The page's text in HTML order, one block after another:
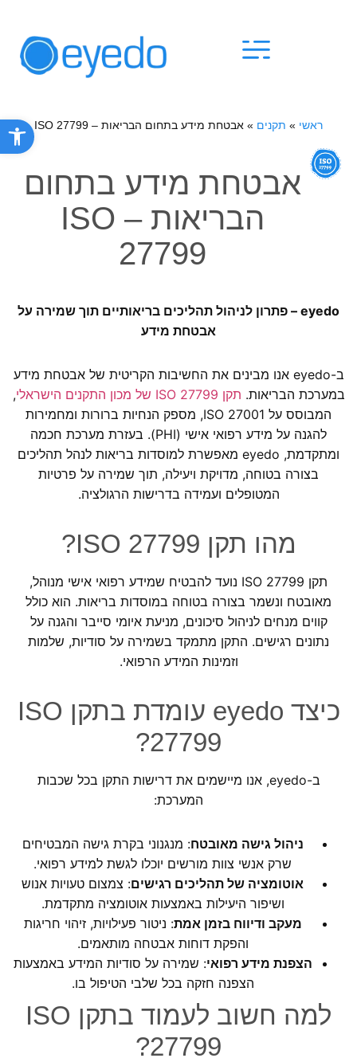
ראשי » תקנים » אבטחת מידע בתחום הבריאות – ISO 27799
אבטחת מידע בתחום
הבריאות – ISO
27799
eyedo – פתרון לניהול תהליכים בריאותיים תוך שמירה על
אבטחת מידע
ב-eyedo אנו מבינים את החשיבות הקריטית של אבטחת מידע
במערכת הבריאות. תקן ISO 27799 של מכון התקנים הישראלי
,
המבוסס על ISO 27001, מספק הנחיות ברורות ומחמירות
להגנה על מידע רפואי אישי (PHI). בעזרת מערכת חכמה
ומתקדמת, eyedo מאפשרת למוסדות בריאות לנהל תהליכים
בצורה בטוחה, מדויקת ויעילה, תוך שמירה על פרטיות
המטופלים ועמידה בדרישות הרגולציה.
מהו תקן ISO 27799?
תקן ISO 27799 נועד להבטיח שמידע רפואי אישי מנוהל,
מאובטח ונשמר בצורה בטוחה במוסדות בריאות. הוא כולל
קווים מנחים לניהול סיכונים, מניעת איומי סייבר והגנה על
נתונים רגישים. התקן מתמקד בשמירה על סודיות, שלמות
וזמינות המידע הרפואי.
כיצד eyedo
עומדת בתקן ISO
27799?
ב-eyedo, אנו מיישמים את דרישות התקן בכל שכבות
המערכת:
ניהול גישה מאובטח: מנגנוני בקרת גישה המבטיחים
שרק אנשי צוות מורשים יוכלו לגשת למידע רפואי.
אוטומציה של תהליכים רגישים: צמצום טעויות אנוש
ושיפור היעילות באמצעות אוטומציה מתקדמת.
מעקב ודיווח בזמן אמת: ניטור פעילויות, זיהוי חריגות
והפקת דוחות אבטחה מותאמים.
הצפנת מידע רפואי: שמירה על סודיות המידע באמצעות
הצפנה חזקה בכל שלבי הטיפול בו.
למה חשוב לעמוד בתקן ISO
27799?
פתח